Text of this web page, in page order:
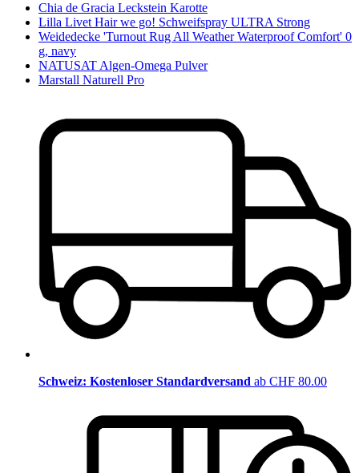
Chia de Gracia Leckstein Karotte
Lilla Livet Hair we go! Schweifspray ULTRA Strong
Weidedecke 'Turnout Rug All Weather Waterproof Comfort' 0
g, navy
NATUSAT Algen-Omega Pulver
Marstall Naturell Pro
Schweiz: Kostenloser Standardversand ab CHF 80.00